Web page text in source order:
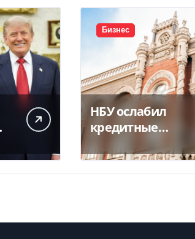
Бизнес
НБУ ослабил
кредитные
требования для
бизнеса и
аграриев из-за